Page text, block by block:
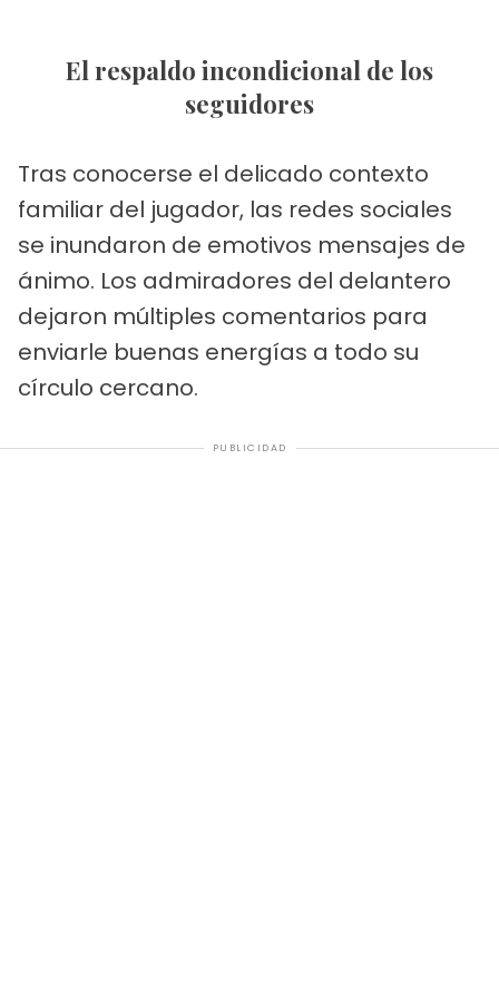
El respaldo incondicional de los
seguidores
Tras conocerse el delicado contexto
familiar del jugador, las redes sociales
se inundaron de emotivos mensajes de
ánimo. Los admiradores del delantero
dejaron múltiples comentarios para
enviarle buenas energías a todo su
círculo cercano.
PUBLICIDAD